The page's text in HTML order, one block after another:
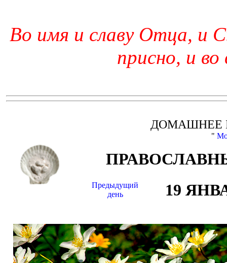
Во имя и славу Отца, и
присно, и во
ДОМАШНЕЕ
"
Предыдущий
день
19